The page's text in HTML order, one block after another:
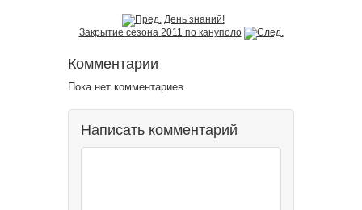
День знаний!
Закрытие сезона 2011 по кануполо
Комментарии
Пока нет комментариев
Написать комментарий